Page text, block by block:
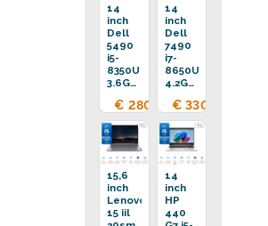
14
inch
Dell
5490
i5-
8350U
3.6GHz
DDR4
256GB
SSD
Touchscreen
€ 280,00
14
inch
Dell
7490
i7-
8650U
4.2GHz
DDR4
256GB
SSD
€ 330,00
15,6
inch
Lenovo
15 iil
14
inch
HP
440